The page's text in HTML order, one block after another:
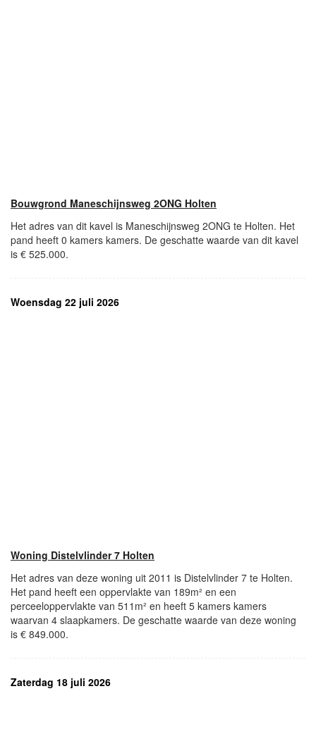
Bouwgrond Maneschijnsweg 2ONG Holten
Het adres van dit kavel is Maneschijnsweg 2ONG te Holten. Het
pand heeft 0 kamers kamers. De geschatte waarde van dit kavel
is € 525.000.
Woensdag 22 juli 2026
Woning Distelvlinder 7 Holten
Het adres van deze woning uit 2011 is Distelvlinder 7 te Holten.
Het pand heeft een oppervlakte van 189m² en een
perceeloppervlakte van 511m² en heeft 5 kamers kamers
waarvan 4 slaapkamers. De geschatte waarde van deze woning
is € 849.000.
Zaterdag 18 juli 2026